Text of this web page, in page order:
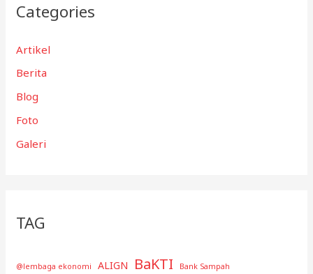
Categories
Artikel
Berita
Blog
Foto
Galeri
TAG
@lembaga ekonomi ALIGN BaKTI Bank Sampah